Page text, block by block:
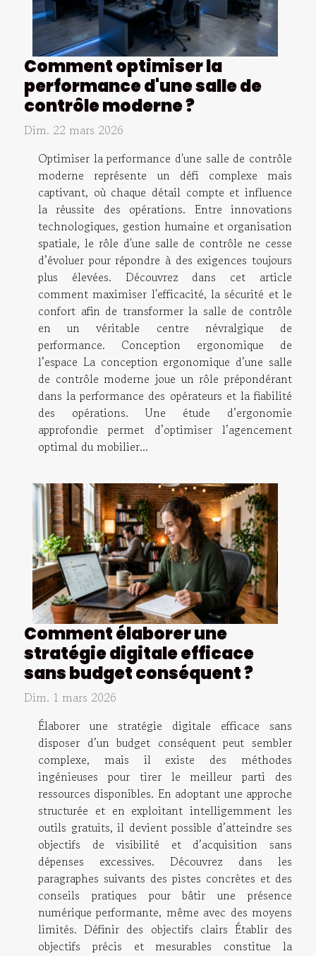
Comment optimiser la
performance d'une salle de
contrôle moderne ?
Dim. 22 mars 2026
Optimiser la performance d'une salle de contrôle
moderne représente un défi complexe mais
captivant, où chaque détail compte et influence
la réussite des opérations. Entre innovations
technologiques, gestion humaine et organisation
spatiale, le rôle d'une salle de contrôle ne cesse
d’évoluer pour répondre à des exigences toujours
plus élevées. Découvrez dans cet article
comment maximiser l'efficacité, la sécurité et le
confort afin de transformer la salle de contrôle
en un véritable centre névralgique de
performance. Conception ergonomique de
l’espace La conception ergonomique d’une salle
de contrôle moderne joue un rôle prépondérant
dans la performance des opérateurs et la fiabilité
des opérations. Une étude d’ergonomie
approfondie permet d’optimiser l’agencement
optimal du mobilier...
Comment élaborer une
stratégie digitale efficace
sans budget conséquent ?
Dim. 1 mars 2026
Élaborer une stratégie digitale efficace sans
disposer d’un budget conséquent peut sembler
complexe, mais il existe des méthodes
ingénieuses pour tirer le meilleur parti des
ressources disponibles. En adoptant une approche
structurée et en exploitant intelligemment les
outils gratuits, il devient possible d’atteindre ses
objectifs de visibilité et d’acquisition sans
dépenses excessives. Découvrez dans les
paragraphes suivants des pistes concrètes et des
conseils pratiques pour bâtir une présence
numérique performante, même avec des moyens
limités. Définir des objectifs clairs Établir des
objectifs précis et mesurables constitue la